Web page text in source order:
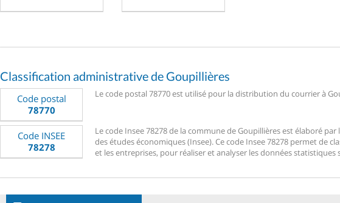
Classification administrative de Goupillières
Code postal
78770
Le code postal 78770 est utilisé pour la distribution du courrier à
Code INSEE
78278
Le code Insee 78278 de la commune de Goupillières est élaboré
des études économiques (Insee). Ce code Insee 78278 permet de
et les entreprises, pour réaliser et analyser les données statistiques